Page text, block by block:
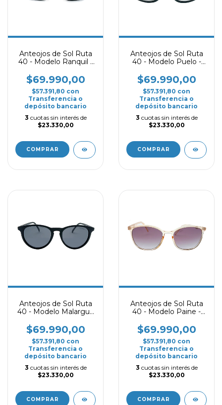
Anteojos de Sol Ruta
40 - Modelo Ranquil -
$69.990,00
$57.391,80 con
Transferencia o
depósito bancario
3 cuotas sin interés de
$23.330,00
COMPRAR
Anteojos de Sol Ruta
40 - Modelo Puelo -
$69.990,00
$57.391,80 con
Transferencia o
depósito bancario
3 cuotas sin interés de
$23.330,00
COMPRAR
Anteojos de Sol Ruta
40 - Modelo Malargue
Polarizado
$69.990,00
$57.391,80 con
Transferencia o
depósito bancario
3 cuotas sin interés de
$23.330,00
COMPRAR
Anteojos de Sol Ruta
40 - Modelo Paine -
$69.990,00
$57.391,80 con
Transferencia o
depósito bancario
3 cuotas sin interés de
$23.330,00
COMPRAR